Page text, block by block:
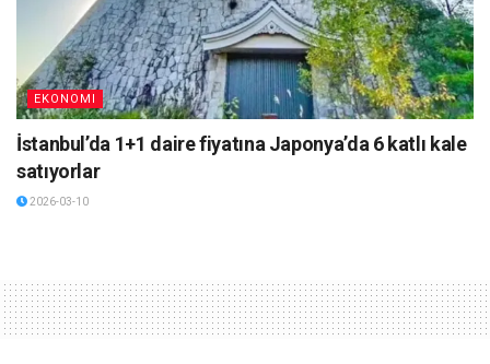
EKONOMI
İstanbul’da 1+1 daire fiyatına Japonya’da 6 katlı kale
satıyorlar
2026-03-10